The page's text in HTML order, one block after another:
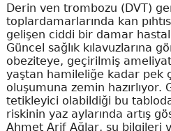
Derin ven trombozu (DVT)
toplardamarlarında kan
gelişen ciddi bir damar
Güncel sağlık kılavuzlarına
obeziteye, geçirilmiş
yaştan hamileliğe kadar pek
oluşumuna zemin hazırlıyor.
tetikleyici olabildiği bu
riskinin yaz aylarında artış
Ahmet Arif Ağlar, şu bilgileri